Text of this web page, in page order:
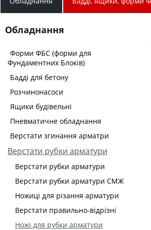
Обладнання
Форми ФБС (форми для
Фундаментних Блоків)
Бадді для бетону
Розчинонасоси
Ящики будівельні
Пневматичне обладнання
Верстати згинання арматри
Верстати рубки арматури
Верстати рубки арматури
Верстати рубки арматури СМЖ
Ножиці для різання арматури
Верстати правильно-відрізні
Ножі для рубки арматури